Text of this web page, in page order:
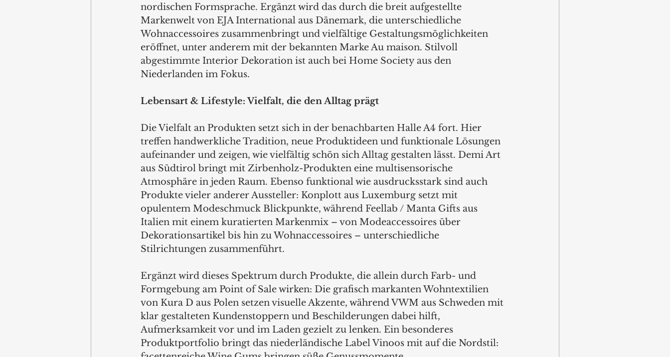
nordischen Formsprache. Ergänzt wird das durch die breit aufgestellte
Markenwelt von EJA International aus Dänemark, die unterschiedliche
Wohnaccessoires zusammenbringt und vielfältige Gestaltungsmöglichkeiten
eröffnet, unter anderem mit der bekannten Marke Au maison. Stilvoll
abgestimmte Interior Dekoration ist auch bei Home Society aus den
Niederlanden im Fokus.
Lebensart & Lifestyle: Vielfalt, die den Alltag prägt
Die Vielfalt an Produkten setzt sich in der benachbarten Halle A4 fort. Hier
treffen handwerkliche Tradition, neue Produktideen und funktionale Lösungen
aufeinander und zeigen, wie vielfältig schön sich Alltag gestalten lässt. Demi Art
aus Südtirol bringt mit Zirbenholz-Produkten eine multisensorische
Atmosphäre in jeden Raum. Ebenso funktional wie ausdrucksstark sind auch
Produkte vieler anderer Aussteller: Konplott aus Luxemburg setzt mit
opulentem Modeschmuck Blickpunkte, während Feellab / Manta Gifts aus
Italien mit einem kuratierten Markenmix – von Modeaccessoires über
Dekorationsartikel bis hin zu Wohnaccessoires – unterschiedliche
Stilrichtungen zusammenführt.
Ergänzt wird dieses Spektrum durch Produkte, die allein durch Farb- und
Formgebung am Point of Sale wirken: Die grafisch markanten Wohntextilien
von Kura D aus Polen setzen visuelle Akzente, während VWM aus Schweden mit
klar gestalteten Kundenstoppern und Beschilderungen dabei hilft,
Aufmerksamkeit vor und im Laden gezielt zu lenken. Ein besonderes
Produktportfolio bringt das niederländische Label Vinoos mit auf die Nordstil: